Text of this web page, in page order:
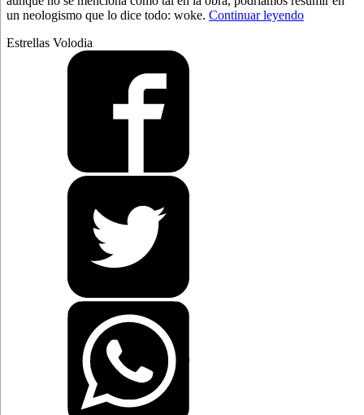
un neologismo que lo dice todo: woke. Continuar leyendo“Joglars,
Estrellas Volodia